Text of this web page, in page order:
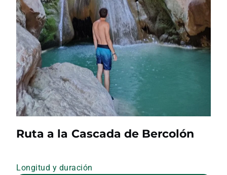
Ruta a la Cascada de Bercolón
Longitud y duración